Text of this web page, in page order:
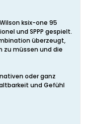
ksix-one 95
und SPPP gespielt.
überzeugt,
zu müssen und die
oder ganz
und Gefühl